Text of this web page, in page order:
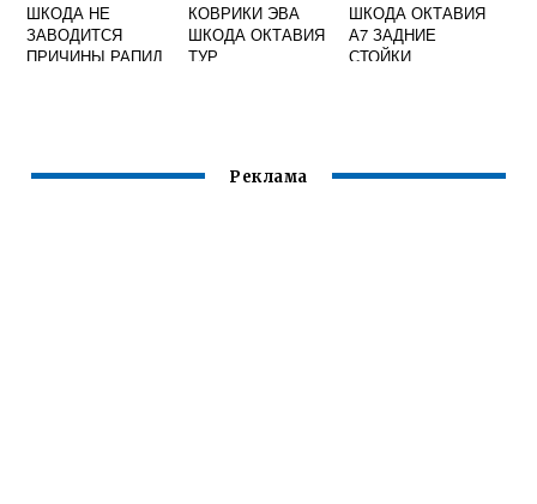
ШКОДА НЕ
ЗАВОДИТСЯ
ПРИЧИНЫ РАПИД
КОВРИКИ ЭВА
ШКОДА ОКТАВИЯ
ТУР
ШКОДА ОКТАВИЯ
А7 ЗАДНИЕ
СТОЙКИ
Реклама